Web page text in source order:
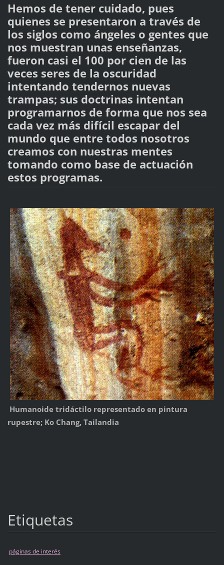
Hemos de tener cuidado, pues
quienes se presentaron a través de
los siglos como ángeles o gentes que
nos muestran unas enseñanzas,
fueron casi el 100 por cien de las
veces seres de la oscuridad
intentando tendernos nuevas
trampas; sus doctrinas intentan
programarnos de forma que nos sea
cada vez más difícil escapar del
mundo que entre todos nosotros
creamos con nuestras mentes
tomando como base de actuación
estos programas.
Humanoide tridáctilo representado en pintura
rupestre; Ko Chang, Tailandia
Etiquetas
páginas de interés